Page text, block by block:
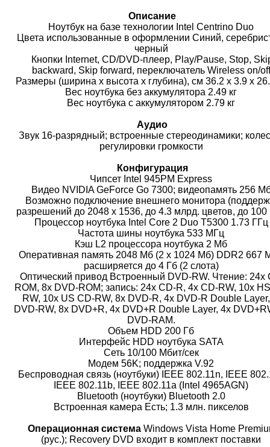
Описание
Ноутбук на базе технологии Intel Centrino Duo
Цвета использованные в оформлении Синий,
черный
Кнопки Internet, CD/DVD-плеер, Play/Pause, Stop,
backward, Skip forward, переключатель Wireless on/
Размеры (ширина х высота х глубина), см 36.2 x 3.9 x
Вес ноутбука без аккумулятора 2.49 кг
Вес ноутбука с аккумулятором 2.79 кг
Аудио
Звук 16-разрядный; встроенные стереодинамики;
регулировки громкости
Конфигурация
Чипсет Intel 945PM Express
Видео NVIDIA GeForce Go 7300; видеопамять 256
Возможно подключение внешнего монитора
разрешений до 2048 x 1536, до 4.3 млрд. цветов, до
Процессор ноутбука Intel Core 2 Duo T5300 1.73 ГГц
Частота шины ноутбука 533 МГц
Кэш L2 процессора ноутбука 2 Мб
Оперативная память 2048 Мб (2 x 1024 Мб) DDR2 667
расширяется до 4 Гб (2 слота)
Оптический привод Встроенный DVD-RW. Чтение: 24x
ROM, 8x DVD-ROM; запись: 24x CD-R, 4x CD-RW, 10x
RW, 10x US CD-RW, 8x DVD-R, 4x DVD-R Double
DVD-RW, 8x DVD+R, 4x DVD+R Double Layer, 4x
DVD-RAM.
Объем HDD 200 Гб
Интерфейс HDD ноутбука SATA
Сеть 10/100 Мбит/сек
Модем 56K; поддержка V.92
Беспроводная связь (ноутбуки) IEEE 802.11n, IEEE
IEEE 802.11b, IEEE 802.11a (Intel 4965AGN)
Bluetooth (ноутбуки) Bluetooth 2.0
Встроенная камера Есть; 1.3 млн. пикселов
Операционная система Windows Vista Home
(рус.); Recovery DVD входит в комплект поставки